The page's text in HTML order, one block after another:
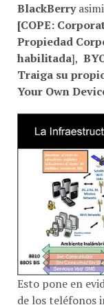
BlackBerry
[COPE:
Propiedad
habilitada],
Traiga su
Your Own
Esto pone en
de los teléfonos